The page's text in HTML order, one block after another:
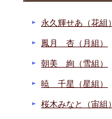
永久輝せあ（花組）
鳳月 杏（月組）
朝美 絢（雪組）
暁 千星（星組）
桜木みなと（宙組）